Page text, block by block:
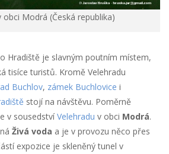
obci Modrá (Česká republika)
Hradiště je slavným poutním místem,
tisíce turistů. Kromě Velehradu
Buchlov, zámek Buchlovice i
stojí na návštěvu. Poměrně
v sousedstvíVelehradu v obci Modrá.
Živá voda a je v provozu něco přes
expozice je skleněný tunel v